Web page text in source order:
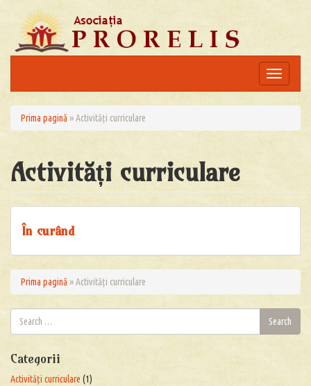
content
Toggle
navigation
Prima pagină »Activități curriculare
Activități curriculare
În curând
Prima pagină »Activități curriculare
Search
for:
Search
Categorii
Activități curriculare (1)